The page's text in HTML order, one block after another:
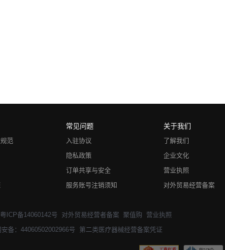
范
常见问题
入驻协议
隐私政策
订单共享与安全
服务账号注销须知
关于我们
了解我们
企业文化
营业执照
对外贸易经营备案
ICP备14060142号 对外贸易经营者备案 聚值购
营业执照
备：44060502002966号 第二类医疗器械经营备案凭证